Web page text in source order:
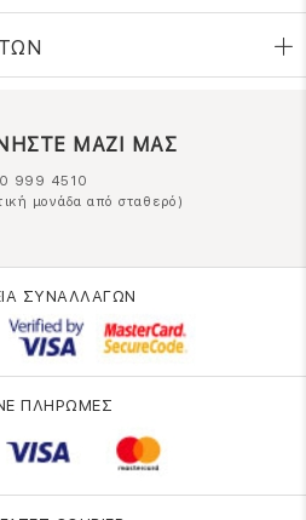
ΜΑΖΙ ΜΑΣ
999 4510
μονάδα από σταθερό)
ΣΥΝΑΛΛΑΓΩΝ
ΠΛΗΡΩΜΕΣ